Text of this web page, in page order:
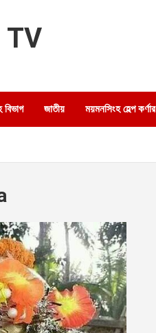
TV
বিভাগ জাতীয় ময়মনসিংহ হেল্প কর্ণার